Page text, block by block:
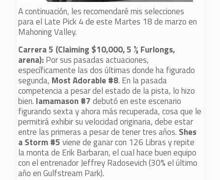
A continuación, les recomendaré mis selecciones
para el Late Pick 4 de este Martes 18 de marzo en
Mahoning Valley.
Carrera 5 (Claiming $10,000, 5 ½ Furlongs,
arena):Por sus pasadas actuaciones,
específicamente las dos últimas donde ha figurado
segunda, Most Adorable #8. En la pasada
competencia a pesar del estado de la pista, lo hizo
bien. Iamamason #7debutó en este escenario
figurando sexta y ahora más recuperada, cosa que le
permitirá exhibir su velocidad originaria, debe estar
entre las primeras a pesar de tener tres años. Shes
a Storm #5viene de ganar con 126 Libras y repite
la monta de Erik Barbaran, el cual hace buen equipo
con el entrenador Jeffrey Radosevich (30% el último
año en Gulfstream Park).